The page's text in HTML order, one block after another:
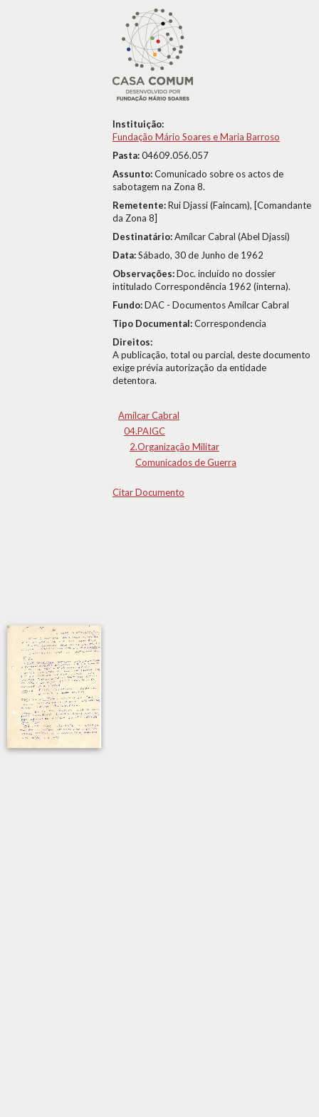
Instituição:
Fundação Mário Soares e Maria Barroso
Pasta:04609.056.057
Assunto:Comunicado sobre os actos de
sabotagem na Zona 8.
Remetente:Rui Djassi (Faincam), [Comandante
da Zona 8]
Destinatário:Amílcar Cabral (Abel Djassi)
Data:Sábado, 30 de Junho de 1962
Observações:Doc. incluído no dossier
intitulado Correspondência 1962 (interna).
Fundo:DAC - Documentos Amílcar Cabral
Tipo Documental:Correspondencia
Direitos:
A publicação, total ou parcial, deste documento
exige prévia autorização da entidade
detentora.
Amílcar Cabral
04.PAIGC
2.Organização Militar
Comunicados de Guerra
Citar Documento